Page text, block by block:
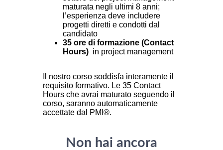
maturata negli ultimi 8 anni;
l’esperienza deve includere
progetti diretti e condotti dal
candidato
35 ore di formazione (Contact
Hours) in project management
Il nostro corso soddisfa interamente il
requisito formativo. Le 35 Contact
Hours che avrai maturato seguendo il
corso, saranno automaticamente
accettate dal PMI®.
Non hai ancora